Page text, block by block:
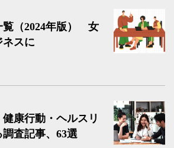
覧（2024年版） 女
スに
康行動・ヘルスリ
査記事、63選